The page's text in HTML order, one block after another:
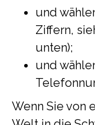
und
Ziffern,
unten);
und
Wenn Sie von